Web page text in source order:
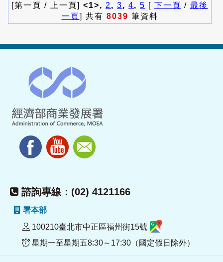
[第一頁 / 上一頁] <1>, 2 , 3, 4, 5 [ 下一頁 / 最後
一頁] 共有 8039 筆資料
諮詢專線：(02) 4121166
署本部
100210臺北市中正區福州街15號
星期一至星期五8:30～17:30（國定假日除外）